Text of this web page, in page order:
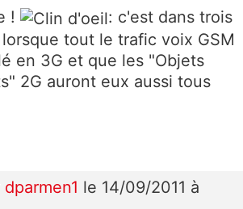
!
: c'est dans trois
tout le trafic voix GSM
en 3G et que les "Objets
2G auront eux aussi tous
dparmen1 le 14/09/2011 à